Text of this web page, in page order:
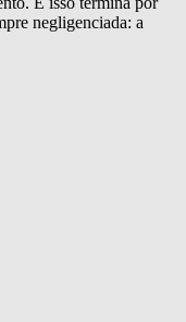
negligenciada: a